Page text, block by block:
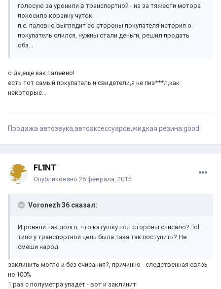
голосую за уронили в транспортной - из за тяжести мотора
покосило корзину чуток
п.с. палевно выглядит со стороны покупателя история о -
покупатель слился, нужны стали деньги, решил продать
оба...
о да,еще как палевно!
есть тот самый покупатель и свидетели,я не пиз***л,как
некоторые...
Продажа автозвука,автоаксессуаров,жидкая резина:good:
FL1NT
Опубликовано 26 февраля, 2015
Voronezh 36 сказал:
И роняли так долго, что катушку пол стороны счисало? :lol:
типо у транспортной цель была така так поступить? Не
смеши народ.
заклинить могло и без счисания?, причинно - следственная связь
не 100%
1 раз с полуметра упадет - вот и заклинит